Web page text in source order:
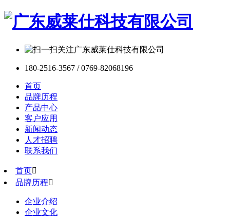
180-2516-3567 / 0769-82068196
首页
品牌历程
产品中心
客户应用
新闻动态
人才招聘
联系我们
首页
品牌历程
企业介绍
企业文化